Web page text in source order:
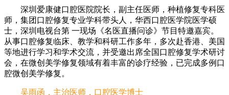
深圳爱康健口腔医院院长，副主任医师，种植修复专科医
师，集团口腔修复专业学科带头人，华西口腔医学院医学硕
士，深圳电视台第 一现场《名医直播问诊》节目特邀嘉宾。
从事口腔修复临床、教学和科研工作多年，多次赴香港、美国
等地进行学习和学术交流，并受邀出席全国口腔修复学术研讨
会，在微创美学修复领域有着丰富的诊疗经验，已完成多例口
腔微创美学修复。
吴雨函，主治医师，口腔医学博士